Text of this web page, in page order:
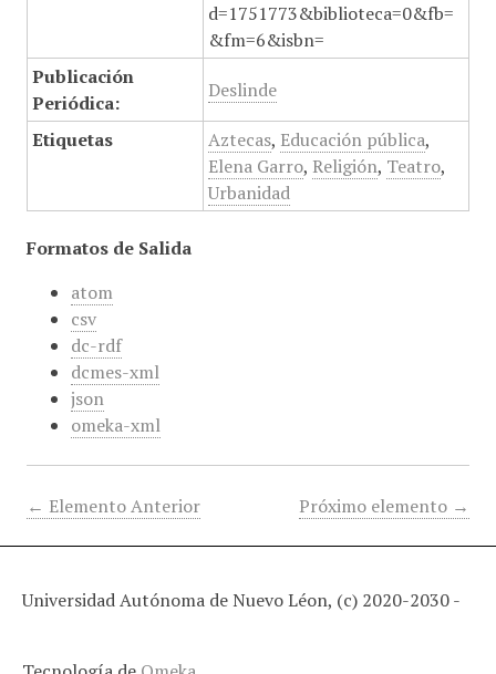
d=1751773&biblioteca=0&fb=
&fm=6&isbn=
Publicación
Periódica:
Deslinde
Etiquetas Aztecas, Educación pública,
Elena Garro, Religión, Teatro,
Urbanidad
Formatos de Salida
atom
csv
dc-rdf
dcmes-xml
json
omeka-xml
← Elemento Anterior Próximo elemento →
Universidad Autónoma de Nuevo Léon, (c) 2020-2030 -